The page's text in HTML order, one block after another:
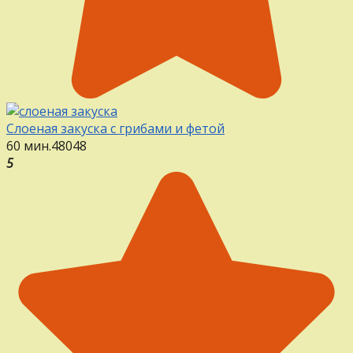
Слоеная закуска с грибами и фетой
60 мин.48048
5